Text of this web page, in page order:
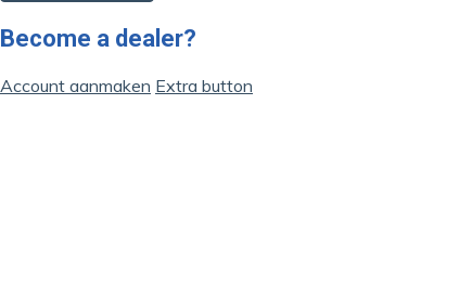
Become a dealer?
Account aanmaken Extra button